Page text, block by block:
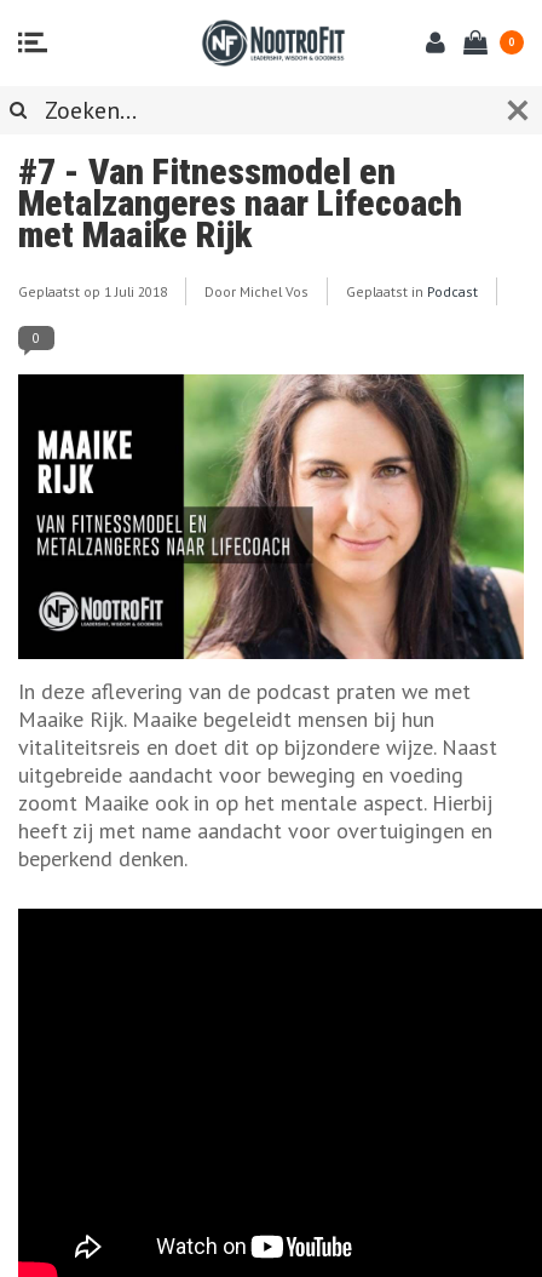
0
#7 - Van Fitnessmodel en
Metalzangeres naar Lifecoach
met Maaike Rijk
Geplaatst op 1 Juli 2018 Door Michel Vos Geplaatst in Podcast
0
In deze aflevering van de podcast praten we met
Maaike Rijk. Maaike begeleidt mensen bij hun
vitaliteitsreis en doet dit op bijzondere wijze. Naast
uitgebreide aandacht voor beweging en voeding
zoomt Maaike ook in op het mentale aspect. Hierbij
heeft zij met name aandacht voor overtuigingen en
beperkend denken.